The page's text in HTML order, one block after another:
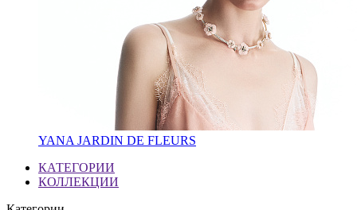
YANA JARDIN DE FLEURS
КАТЕГОРИИ
КОЛЛЕКЦИИ